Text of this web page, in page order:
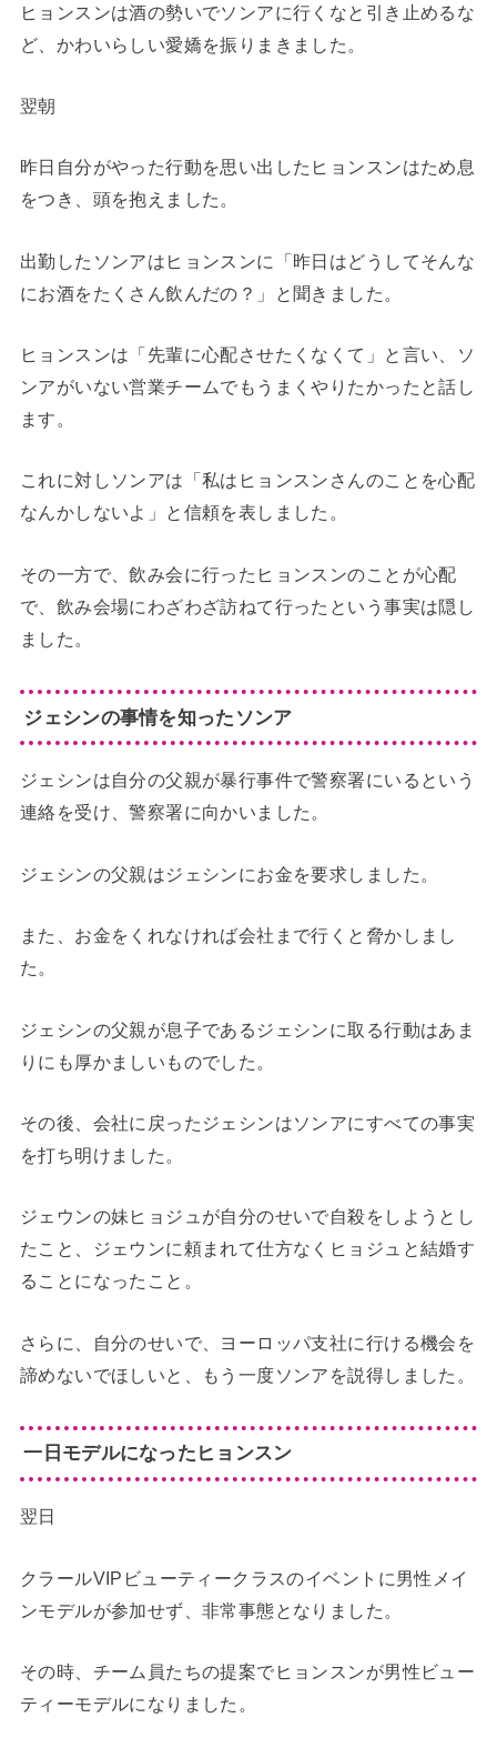
ヒョンスンは酒の勢いでソンアに行くなと引き止めるな
ど、かわいらしい愛嬌を振りまきました。
翌朝
昨日自分がやった行動を思い出したヒョンスンはため息
をつき、頭を抱えました。
出勤したソンアはヒョンスンに「昨日はどうしてそんな
にお酒をたくさん飲んだの？」と聞きました。
ヒョンスンは「先輩に心配させたくなくて」と言い、ソ
ンアがいない営業チームでもうまくやりたかったと話し
ます。
これに対しソンアは「私はヒョンスンさんのことを心配
なんかしないよ」と信頼を表しました。
その一方で、飲み会に行ったヒョンスンのことが心配
で、飲み会場にわざわざ訪ねて行ったという事実は隠し
ました。
ジェシンの事情を知ったソンア
ジェシンは自分の父親が暴行事件で警察署にいるという
連絡を受け、警察署に向かいました。
ジェシンの父親はジェシンにお金を要求しました。
また、お金をくれなければ会社まで行くと脅かしまし
た。
ジェシンの父親が息子であるジェシンに取る行動はあま
りにも厚かましいものでした。
その後、会社に戻ったジェシンはソンアにすべての事実
を打ち明けました。
ジェウンの妹ヒョジュが自分のせいで自殺をしようとし
たこと、ジェウンに頼まれて仕方なくヒョジュと結婚す
ることになったこと。
さらに、自分のせいで、ヨーロッパ支社に行ける機会を
諦めないでほしいと、もう一度ソンアを説得しました。
一日モデルになったヒョンスン
翌日
クラールVIPビューティークラスのイベントに男性メイ
ンモデルが参加せず、非常事態となりました。
その時、チーム員たちの提案でヒョンスンが男性ビュー
ティーモデルになりました。